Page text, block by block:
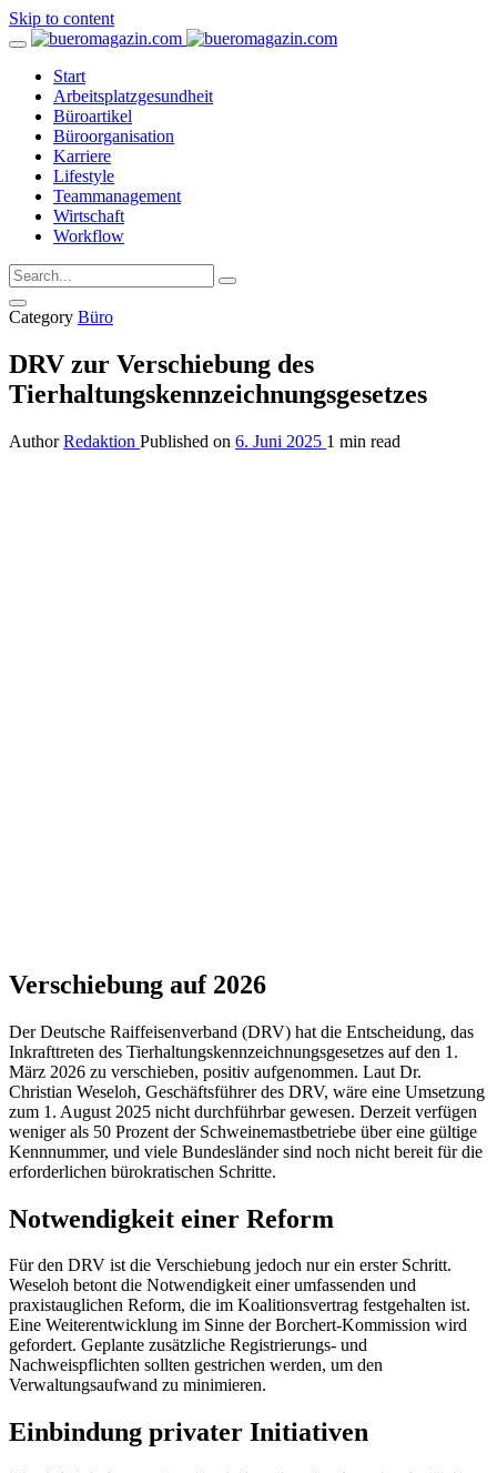
Skip to content
Start
Arbeitsplatzgesundheit
Büroartikel
Büroorganisation
Karriere
Lifestyle
Teammanagement
Wirtschaft
Workflow
Category Büro
DRV zur Verschiebung des
Tierhaltungskennzeichnungsgesetzes
Author Redaktion Published on 6. Juni 2025 1 min read
Verschiebung auf 2026
Der Deutsche Raiffeisenverband (DRV) hat die Entscheidung, das
Inkrafttreten des Tierhaltungskennzeichnungsgesetzes auf den 1.
März 2026 zu verschieben, positiv aufgenommen. Laut Dr.
Christian Weseloh, Geschäftsführer des DRV, wäre eine Umsetzung
zum 1. August 2025 nicht durchführbar gewesen. Derzeit verfügen
weniger als 50 Prozent der Schweinemastbetriebe über eine gültige
Kennnummer, und viele Bundesländer sind noch nicht bereit für die
erforderlichen bürokratischen Schritte.
Notwendigkeit einer Reform
Für den DRV ist die Verschiebung jedoch nur ein erster Schritt.
Weseloh betont die Notwendigkeit einer umfassenden und
praxistauglichen Reform, die im Koalitionsvertrag festgehalten ist.
Eine Weiterentwicklung im Sinne der Borchert-Kommission wird
gefordert. Geplante zusätzliche Registrierungs- und
Nachweispflichten sollten gestrichen werden, um den
Verwaltungsaufwand zu minimieren.
Einbindung privater Initiativen